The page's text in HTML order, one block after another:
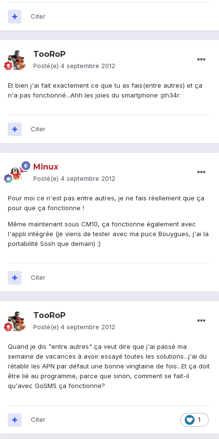
Citer
TooRoP
Posté(e) 4 septembre 2012
Et bien j'ai fait exactement ce que tu as fais(entre autres) et ça
n'a pas fonctionné...Ahh les joies du smartphone :ph34r:
Citer
Minux
Posté(e) 4 septembre 2012
Pour moi ce n'est pas entre autres, je ne fais réellement que ça
pour que ça fonctionne !
Même maintenant sous CM10, ça fonctionne également avec
l'appli intégrée (je viens de tester avec ma puce Bouygues, j'ai la
portabilité Sosh que demain) ;)
Citer
TooRoP
Posté(e) 4 septembre 2012
Quand je dis "entre autres" ça veut dire que j'ai passé ma
semaine de vacances à avoir essayé toutes les solutions...j'ai du
rétablir les APN par défaut une bonne vingtaine de fois...Et ça doit
être lié au programme, parce que sinon, comment se fait-il
qu'avec GoSMS ça fonctionne?
1
Citer